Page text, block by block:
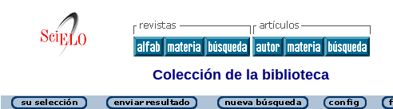
Colección de la biblioteca